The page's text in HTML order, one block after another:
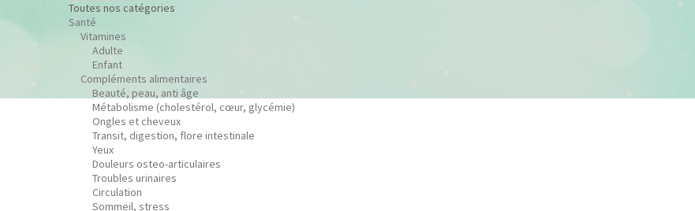
Toutes nos catégories
Santé
Vitamines
Adulte
Enfant
Compléments alimentaires
Beauté, peau, anti âge
Métabolisme (cholestérol, cœur, glycémie)
Ongles et cheveux
Transit, digestion, flore intestinale
Yeux
Douleurs osteo-articulaires
Troubles urinaires
Circulation
Sommeil, stress